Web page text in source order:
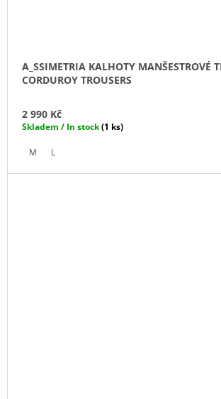
A_SSIMETRIA KALHOTY MANŠESTROVÉ
CORDUROY TROUSERS
2 990 Kč
Skladem / In stock(1 ks)
M L